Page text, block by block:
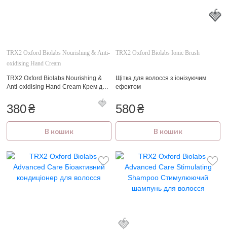
TRX2 Oxford Biolabs Nourishing & Anti-
oxidising Hand Cream
TRX2 Oxford Biolabs Nourishing &
Anti-oxidising Hand Cream Крем для
380₴
В кошик
TRX2 Oxford Biolabs Ionic Brush
Щітка для волосся з іонізуючим
ефектом
580₴
В кошик